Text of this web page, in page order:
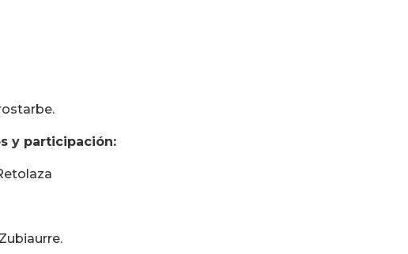
y participación: